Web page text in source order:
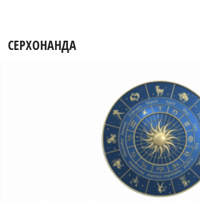
СЕРХОНАНДА